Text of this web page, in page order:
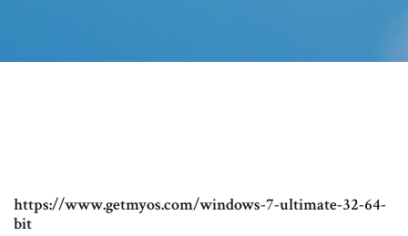
https://www.getmyos.com/windows-7-ultimate-32-64-
bit